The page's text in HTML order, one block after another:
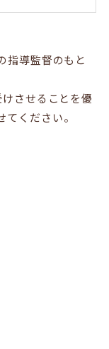
指導監督のもと
させることを優
ください。